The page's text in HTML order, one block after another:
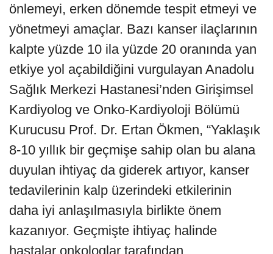
önlemeyi, erken dönemde tespit etmeyi ve
yönetmeyi amaçlar. Bazı kanser ilaçlarının
kalpte yüzde 10 ila yüzde 20 oranında yan
etkiye yol açabildiğini vurgulayan Anadolu
Sağlık Merkezi Hastanesi’nden Girişimsel
Kardiyolog ve Onko-Kardiyoloji Bölümü
Kurucusu Prof. Dr. Ertan Ökmen, “Yaklaşık
8-10 yıllık bir geçmişe sahip olan bu alana
duyulan ihtiyaç da giderek artıyor, kanser
tedavilerinin kalp üzerindeki etkilerinin
daha iyi anlaşılmasıyla birlikte önem
kazanıyor. Geçmişte ihtiyaç halinde
hastalar onkologlar tarafından